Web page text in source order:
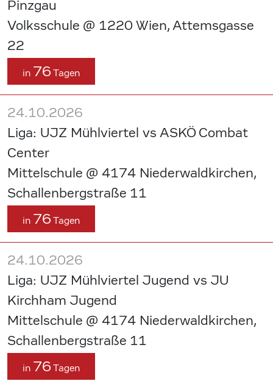
Pinzgau
Volksschule @ 1220 Wien, Attemsgasse
22
in 76 Tagen
24.10.2026
Liga: UJZ Mühlviertel vs ASKÖ Combat
Center
Mittelschule @ 4174 Niederwaldkirchen,
Schallenbergstraße 11
in 76 Tagen
24.10.2026
Liga: UJZ Mühlviertel Jugend vs JU
Kirchham Jugend
Mittelschule @ 4174 Niederwaldkirchen,
Schallenbergstraße 11
in 76 Tagen